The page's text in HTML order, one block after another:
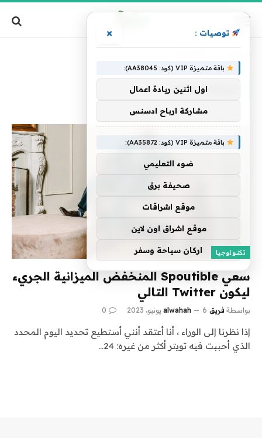
SPOUTIBLE
تكنولوجيا
سعي Spoutible المنخفض الميزانية الجريء
ليكون Twitter التالي
بواسطة فريق alwahah 6 يونيو، 2023 0
إذا نظرنا إلى الوراء ، أنا أعتقد أنني أستطيع تحديد اليوم المحدد
الذي أحببت فيه تويتر أكثر من غيره: 24…
توصيات : ×
باقة متميزة VIP (كود: AA38045):
اول اثنين ريادة اعمال
مشاركة ارباح ادسنس
باقة متميزة VIP (كود: AA35872):
ضوء التعليمي
صحيفة برق
موقع اشراقات
موقع اشراق اون لاين
اركان سياحة وسفر